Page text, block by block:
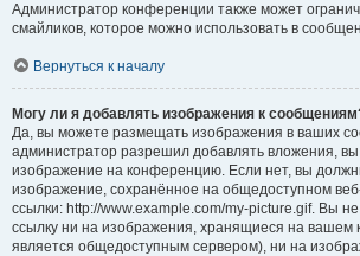
Администратор конференции также может
смайликов, которое можно использовать в
Вернуться к началу
Могу ли я добавлять изображения к
Да, вы можете размещать изображения в ваших
администратор разрешил добавлять вложения, вы
изображение на конференцию. Если нет, вы
изображение, сохранённое на общедоступном
ссылки: http://www.example.com/my-picture.gif. Вы
ссылку ни на изображения, хранящиеся на вашем
является общедоступным сервером), ни на